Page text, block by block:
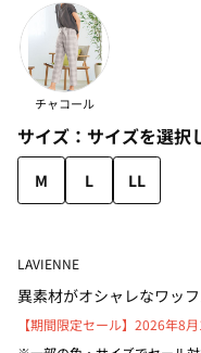
チャコール
サイズ： サイズを選択
M L
LL
LAVIENNE
異素材がオシャレなワッ
【期間限定セール】2026年8